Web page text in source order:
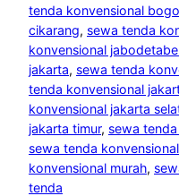
tenda konvensional
cikarang, sewa tenda
konvensional
jakarta, sewa tenda
tenda konvensional
konvensional jakarta
jakarta timur, sewa
sewa tenda
konvensional murah,
tenda